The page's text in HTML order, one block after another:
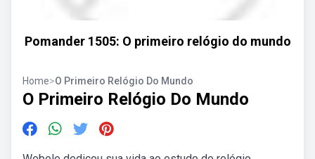
Pomander 1505: O primeiro relógio do mundo
Home>O Primeiro Relógio Do Mundo
O Primeiro Relógio Do Mundo